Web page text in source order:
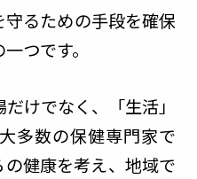
るための手段を確保
つです。
けでなく、「生活」
多数の保健専門家で
健康を考え、地域で